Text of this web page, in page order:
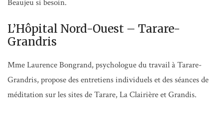
Beaujeu si besoin.
L’Hôpital Nord-Ouest – Tarare-
Grandris
Mme Laurence Bongrand, psychologue du travail à Tarare-
Grandris, propose des entretiens individuels et des séances de
méditation sur les sites de Tarare, La Clairière et Grandis.